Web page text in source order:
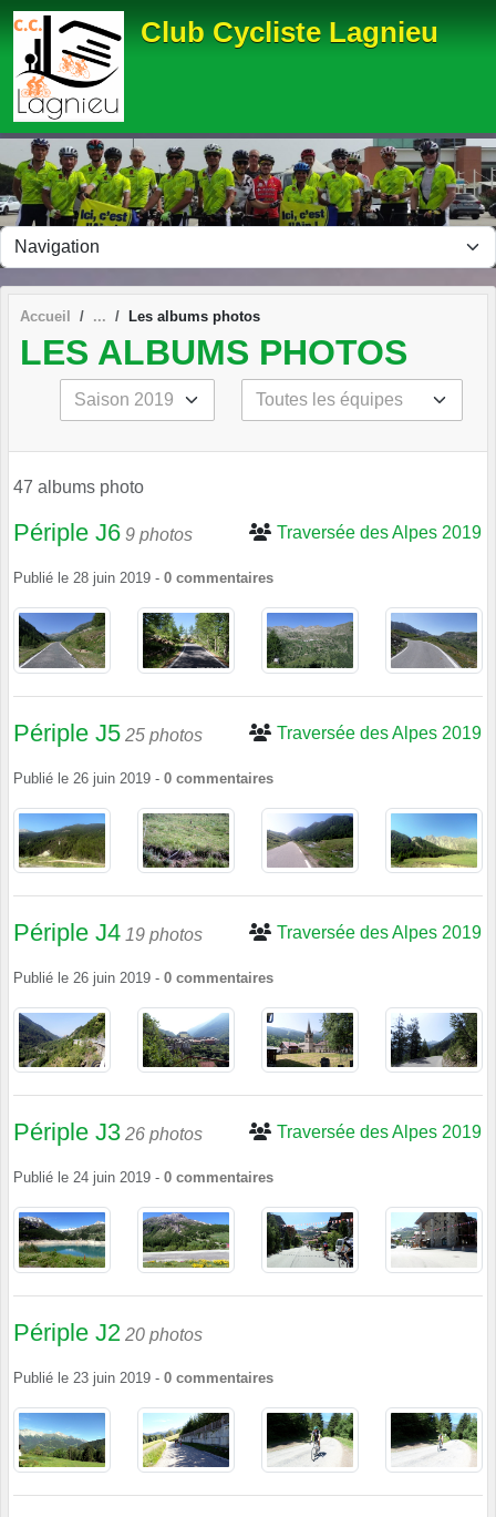
Club Cycliste Lagnieu
Accueil Les albums photos
LES ALBUMS PHOTOS
47 albums photo
Périple J6 9 photos Traversée des Alpes 2019
Publié le 28 juin 2019 - 0 commentaires
Périple J5 25 photos Traversée des Alpes 2019
Publié le 26 juin 2019 - 0 commentaires
Périple J4 19 photos Traversée des Alpes 2019
Publié le 26 juin 2019 - 0 commentaires
Périple J3 26 photos Traversée des Alpes 2019
Publié le 24 juin 2019 - 0 commentaires
Périple J2 20 photos
Publié le 23 juin 2019 - 0 commentaires
Panneau de gestion des cookies